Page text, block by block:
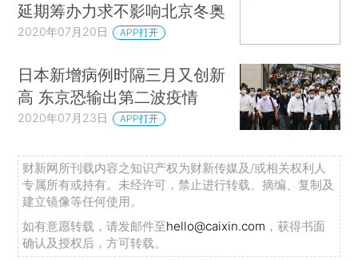
延期筹办力求不影响北京冬奥
2020年07月20日 APP打开
日本新增病例时隔三月又创新
高 东京恐输出第二波疫情
2020年07月23日 APP打开
财新网所刊载内容之知识产权为财新传媒及/或相关权利人
专属所有或持有。未经许可，禁止进行转载、摘编、复制及
建立镜像等任何使用。
如有意愿转载，请发邮件至hello@caixin.com ，获得书面
确认及授权后，方可转载。